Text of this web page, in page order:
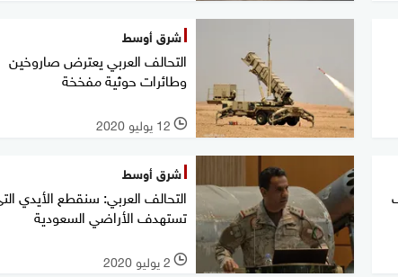
شرق أوسط
التحالف العربي يعترض صاروخين
وطائرات حوثية مفخخة
l 12 يوليو 2020
شرق أوسط
التحالف العربي: سنقطع الأيدي
تستهدف الأراضي السعودية
l 2 يوليو 2020